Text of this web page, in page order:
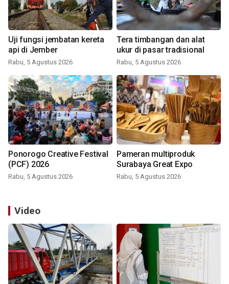
Uji fungsi jembatan kereta
api di Jember
Rabu, 5 Agustus 2026
Tera timbangan dan alat
ukur di pasar tradisional
Rabu, 5 Agustus 2026
Ponorogo Creative Festival
(PCF) 2026
Rabu, 5 Agustus 2026
Pameran multiproduk
Surabaya Great Expo
Rabu, 5 Agustus 2026
Video